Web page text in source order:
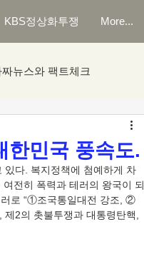
KBS정상화투쟁 More...
짜뉴스와 팩트체크
한민국 풍속도.
전히 폭력과 테러의 왕국이 되
러로 “①조국통일대전 강조, ②
2의 촛불투쟁과 대통령탄핵,